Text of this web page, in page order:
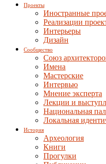
Проекты
Иностранные
Реализации
Интерьеры
Дизайн
Сообщество
Союз
Имена
Мастерские
Интервью
Мнение эксперта
Лекции и
Национальная
Локальная
История
Археология
Книги
Прогулки